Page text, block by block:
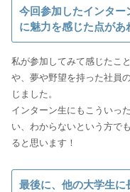
今回参加したインタ
に魅力を感じた点があ
私が参加してみて感じたこ
や、夢や野望を持った社員
じました。
インターン生にもこういっ
い、わからないという方で
ると思います！
最後に、他の大学生